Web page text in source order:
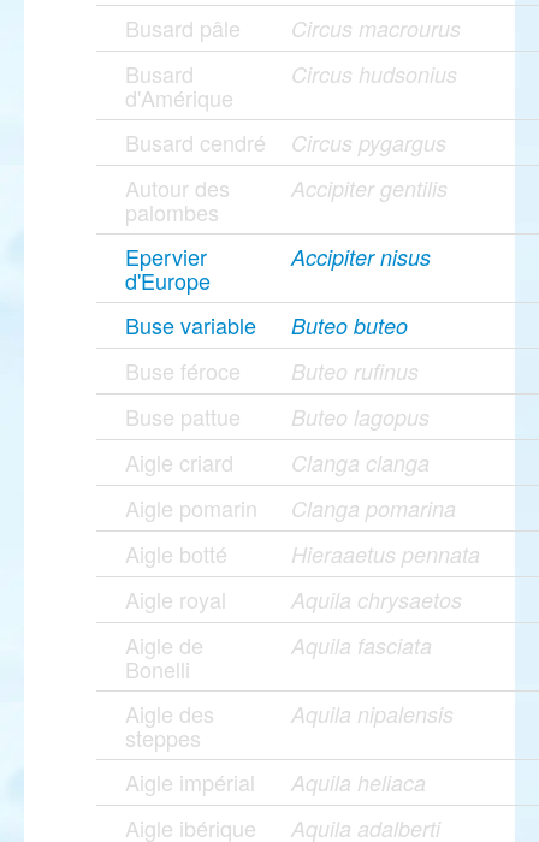
Busard pâle Circus macrourus
Busard
d'Amérique
Circus hudsonius
Busard cendré Circus pygargus
Autour des
palombes
Accipiter gentilis
Epervier
d'Europe
Accipiter nisus
Buse variable Buteo buteo
Buse féroce Buteo rufinus
Buse pattue Buteo lagopus
Aigle criard Clanga clanga
Aigle pomarin Clanga pomarina
Aigle botté Hieraaetus pennata
Aigle royal Aquila chrysaetos
Aigle de
Bonelli
Aquila fasciata
Aigle des
steppes
Aquila nipalensis
Aigle impérial Aquila heliaca
Aigle ibérique Aquila adalberti